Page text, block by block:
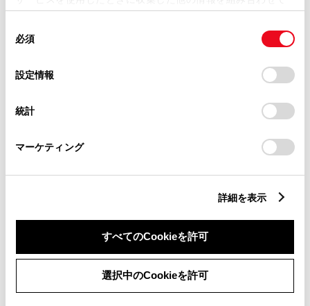
使用することがあります。当ウェブサイトの使用を続行する
デバイスにすべてのCookie(クッキー)が保存されることに同
意したことになります。Cookie(クッキー)のオプトアウト、
設定の変更、同意を撤回したりするにあたっては、当社の
「Cookie（クッキー）情報の取り扱いについて
」をご覧くだ
必須
設定情報
統計
マーケティング
詳細を表示
すべてのCookieを許可
選択中のCookieを許可